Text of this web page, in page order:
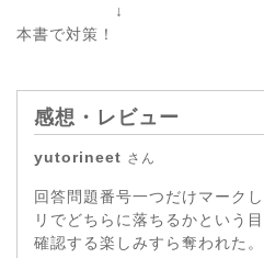
↓
本書で対策！
感想・レビュー
yutorineet さん
回答問題番号一つだけマーク
リでどちらに落ちるかという
確認する楽しみすら奪われた